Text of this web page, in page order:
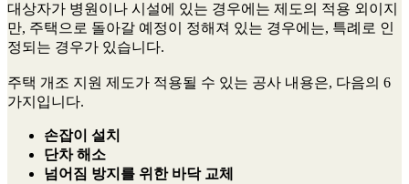
대상자가 병원이나 시설에 있는 경우에는 제도의 적용 외이지
만, 주택으로 돌아갈 예정이 정해져 있는 경우에는, 특례로 인
정되는 경우가 있습니다.
주택 개조 지원 제도가 적용될 수 있는 공사 내용은, 다음의 6
가지입니다.
손잡이 설치
단차 해소
넘어짐 방지를 위한 바닥 교체